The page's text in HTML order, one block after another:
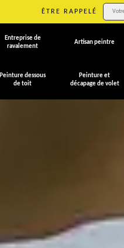
ÊTRE RAPPELÉ
Entreprise de
ravalement
Artisan peintre
Peinture dessous
de toit
Peinture et
décapage de volet